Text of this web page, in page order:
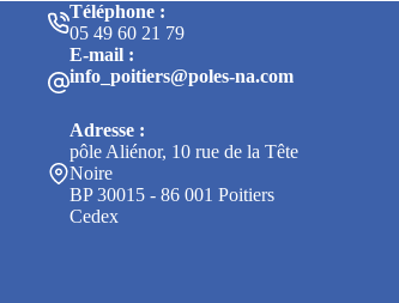
Téléphone :
05 49 60 21 79
E-mail :
info_poitiers@poles-na.com
Adresse :
pôle Aliénor, 10 rue de la Tête
Noire
BP 30015 - 86 001 Poitiers
Cedex